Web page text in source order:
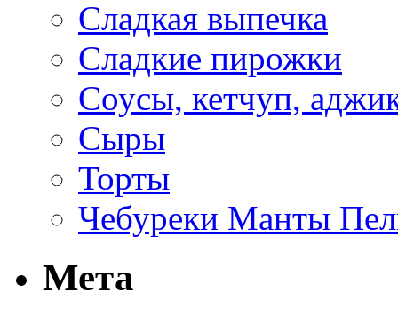
Сладкая выпечка
Сладкие пирожки
Соусы, кетчуп,
Сыры
Торты
Чебуреки Манты
Мета